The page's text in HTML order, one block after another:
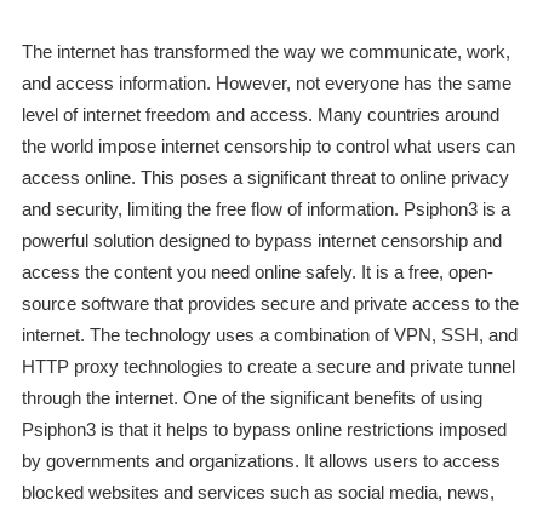
The internet has transformed the way we communicate, work,
and access information. However, not everyone has the same
level of internet freedom and access. Many countries around
the world impose internet censorship to control what users can
access online. This poses a significant threat to online privacy
and security, limiting the free flow of information. Psiphon3 is a
powerful solution designed to bypass internet censorship and
access the content you need online safely. It is a free, open-
source software that provides secure and private access to the
internet. The technology uses a combination of VPN, SSH, and
HTTP proxy technologies to create a secure and private tunnel
through the internet. One of the significant benefits of using
Psiphon3 is that it helps to bypass online restrictions imposed
by governments and organizations. It allows users to access
blocked websites and services such as social media, news,